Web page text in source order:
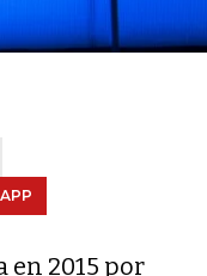
en 2015 por